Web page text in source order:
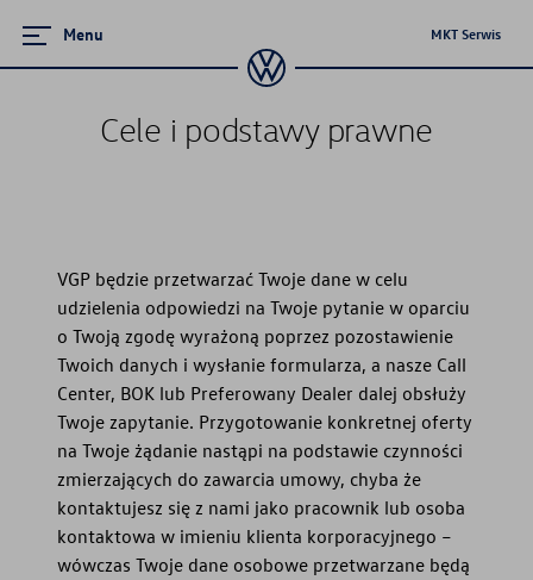
Menu
MKT Serwis
Ubezpieczenie
Serwis
Części i akcesoria
Mapa i kontakt
Cele i podstawy prawne
VGP będzie przetwarzać Twoje dane w celu
udzielenia odpowiedzi na Twoje pytanie w oparciu
o Twoją zgodę wyrażoną poprzez pozostawienie
Twoich danych i wysłanie formularza, a nasze Call
Center, BOK lub Preferowany Dealer dalej obsłuży
Twoje zapytanie. Przygotowanie konkretnej oferty
na Twoje żądanie nastąpi na podstawie czynności
zmierzających do zawarcia umowy, chyba że
kontaktujesz się z nami jako pracownik lub osoba
kontaktowa w imieniu klienta korporacyjnego –
wówczas Twoje dane osobowe przetwarzane będą